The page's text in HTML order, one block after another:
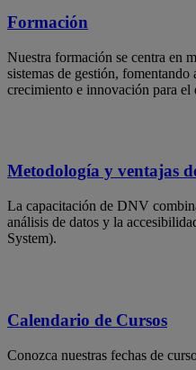
Formación
Nuestra formación se centra en
sistemas de gestión,
crecimiento e innovación para el
Metodología y ventajas
La capacitación de DNV
análisis de datos y la
System).
Calendario de Cursos
Conozca nuestras fechas de